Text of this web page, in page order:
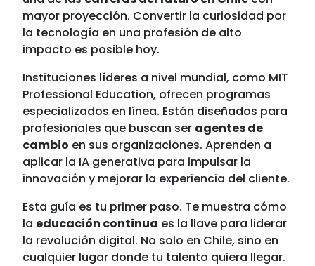
mayor proyección. Convertir la curiosidad por
la tecnología en una profesión de alto
impacto es posible hoy.
Instituciones líderes a nivel mundial, como MIT
Professional Education, ofrecen programas
especializados en línea. Están diseñados para
profesionales que buscan ser agentes de
cambio en sus organizaciones. Aprenden a
aplicar la IA generativa para impulsar la
innovación y mejorar la experiencia del cliente.
Esta guía es tu primer paso. Te muestra cómo
la educación continua es la llave para liderar
la revolución digital. No solo en Chile, sino en
cualquier lugar donde tu talento quiera llegar.